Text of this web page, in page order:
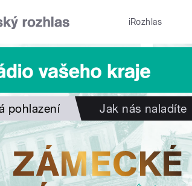
iRozhlas
pohlazení Jak nás naladíte